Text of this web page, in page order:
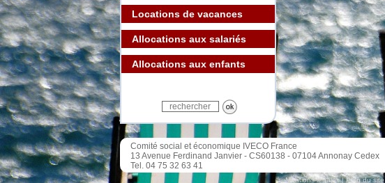
Locations de vacances
Allocations aux salariés
Allocations aux enfants
Comité social et économique IVECO France
13 Avenue Ferdinand Janvier - CS60138 - 07104 Annonay Cedex
Tel. 04 75 32 63 41
Mentions légales|Plan du site